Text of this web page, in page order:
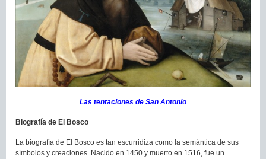
Las tentaciones de San Antonio
Biografía de El Bosco
La biografía de El Bosco es tan escurridiza como la semántica de sus
símbolos y creaciones. Nacido en 1450 y muerto en 1516, fue un